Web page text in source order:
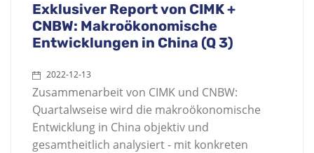
Exklusiver Report von CIMK +
CNBW: Makroökonomische
Entwicklungen in China (Q 3)
2022-12-13
Zusammenarbeit von CIMK und CNBW:
Quartalwseise wird die makroökonomische
Entwicklung in China objektiv und
gesamtheitlich analysiert - mit konkreten